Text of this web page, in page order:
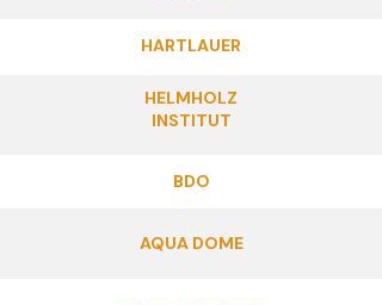
HARTLAUER
HELMHOLZ
INSTITUT
BDO
AQUA DOME